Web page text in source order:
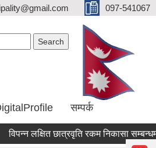
097-541067
सम्पर्क
विपन्न लक्षित छात्रवृति रकम निकासा सम्बन्धमा